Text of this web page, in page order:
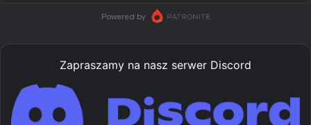
Zapraszamy na nasz serwer Discord